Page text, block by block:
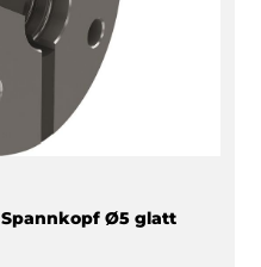
Spannkopf Ø5 glatt